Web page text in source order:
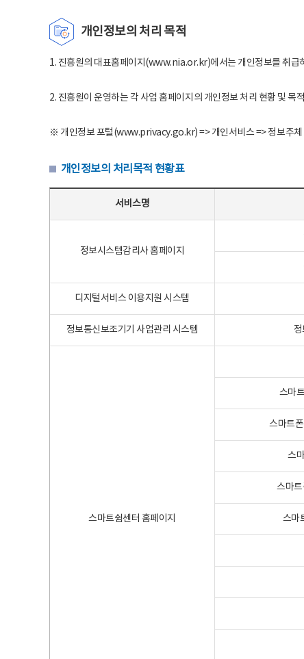
개인정보의 처리 목적
1. 진흥원의 대표홈페이지(www.nia.or.kr)에서는 개인정보를 취급
2. 진흥원이 운영하는 각 사업 홈페이지의 개인정보 처리 현황 및
※ 개인정보 포털(www.privacy.go.kr) => 개인서비스 => 정보주체
개인정보의 처리목적 현황표
서비스명
정보시스템감리사 홈페이지
디지털서비스 이용지원 시스템
정보통신보조기기 사업관리 시스템
스마트쉼센터 홈페이지
스마
스마트
스
스마트
스마